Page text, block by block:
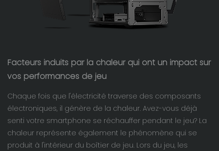
Facteurs induits par la chaleur qui ont un impact sur
vos performances de jeu
Chaque fois que l'électricité traverse des composants
électroniques, il génère de la chaleur. Avez-vous déjà
senti votre smartphone se réchauffer pendant le jeu? La
chaleur représente également le phénomène qui se
produit à l'intérieur du boîtier de jeu. Lors du jeu, les